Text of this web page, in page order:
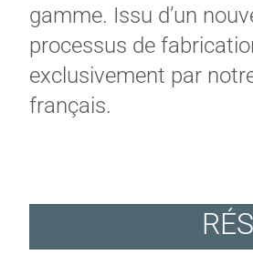
gamme. Issu d’un
processus de
exclusivement par
français.